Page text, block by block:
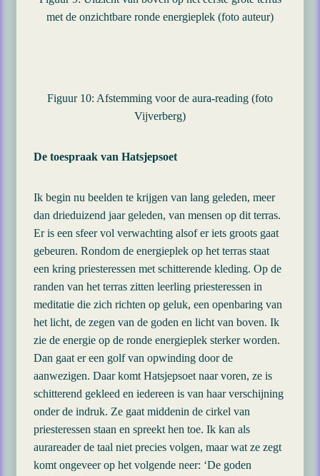
met de onzichtbare ronde energieplek (foto auteur)
Figuur 10: Afstemming voor de aura-reading (foto
Vijverberg)
De toespraak van Hatsjepsoet
Ik begin nu beelden te krijgen van lang geleden, meer
dan drieduizend jaar geleden, van mensen op dit terras.
Er is een sfeer vol verwachting alsof er iets groots gaat
gebeuren. Rondom de energieplek op het terras staat
een kring priesteressen met schitterende kleding. Op de
randen van het terras zitten leerling priesteressen in
meditatie die zich richten op geluk, een openbaring van
het licht, de zegen van de goden en licht van boven. Ik
zie de energie op de ronde energieplek sterker worden.
Dan gaat er een golf van opwinding door de
aanwezigen. Daar komt Hatsjepsoet naar voren, ze is
schitterend gekleed en iedereen is van haar verschijning
onder de indruk. Ze gaat middenin de cirkel van
priesteressen staan en spreekt hen toe. Ik kan als
aurareader de taal niet precies volgen, maar wat ze zegt
komt ongeveer op het volgende neer: ‘De goden